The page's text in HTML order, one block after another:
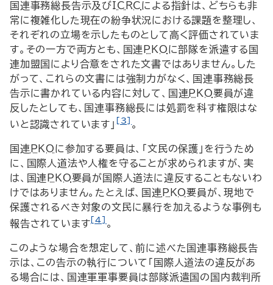
国連事務総長告示及びICRCによる指針は、どちらも非
常に複雑化した現在の紛争状況における課題を整理し、
それぞれの立場を示したものとして高く評価されていま
す。その一方で両方とも、国連 PKOに部隊を派遣する国
連加盟国により合意をされた文書ではありません。した
がって、これらの文書には強制力がなく、国連事務総長
告示に書かれている内容に対して、国連PKO要員が違
反したとしても、国連事務総長には処罰を科す権限はな
いと認識されています」 [3] 。
国連 PKOに参加する要員は、「文民の保護」を行うため
に、国際人道法や人権を守ることが求められますが、実
は、国連 PKO要員が国際人道法に違反することもないわ
けではありません。たとえば、国連 PKO要員が、現地で
保護されるべき対象の文民に暴行を加えるような事例も
報告されています [4] 。
このような場合を想定して、前に述べた国連事務総長告
示は、この告示の執行について「国際人道法の違反があ
る場合には、国連軍軍事要員は部隊派遣国の国内裁判所